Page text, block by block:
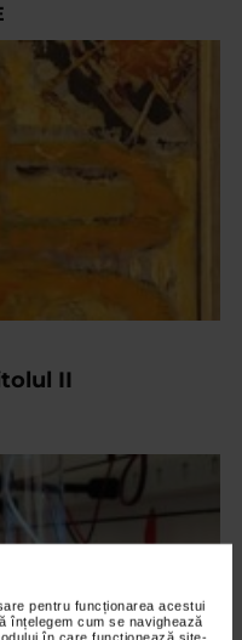
pentru funcționarea acestui
înțelegem cum se navighează
II